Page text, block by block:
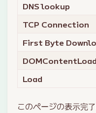
DNS lookup
TCP Connection
First Byte
Load
このページの表示完